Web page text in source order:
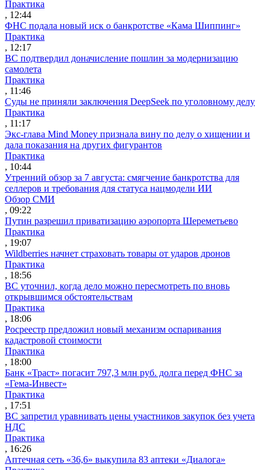
Практика
, 12:44
ФНС подала новый иск о банкротстве «Кама Шиппинг»
Практика
, 12:17
ВС подтвердил доначисление пошлин за модернизацию
самолета
Практика
, 11:46
Суды не приняли заключения DeepSeek по уголовному делу
Практика
, 11:17
Экс-глава Mind Money признала вину по делу о хищении и
дала показания на других фигурантов
Практика
, 10:44
Утренний обзор за 7 августа: смягчение банкротства для
селлеров и требования для статуса нацмодели ИИ
Обзор СМИ
, 09:22
Путин разрешил приватизацию аэропорта Шереметьево
Практика
, 19:07
Wildberries начнет страховать товары от ударов дронов
Практика
, 18:56
ВС уточнил, когда дело можно пересмотреть по вновь
открывшимся обстоятельствам
Практика
, 18:06
Росреестр предложил новый механизм оспаривания
кадастровой стоимости
Практика
, 18:00
Банк «Траст» погасит 797,3 млн руб. долга перед ФНС за
«Гема-Инвест»
Практика
, 17:51
ВС запретил уравнивать цены участников закупок без учета
НДС
Практика
, 16:26
Аптечная сеть «36,6» выкупила 83 аптеки «Диалога»